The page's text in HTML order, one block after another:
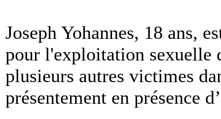
Joseph Yohannes, 18 ans,
pour l'exploitation sexuelle
plusieurs autres victimes
présentement en présence